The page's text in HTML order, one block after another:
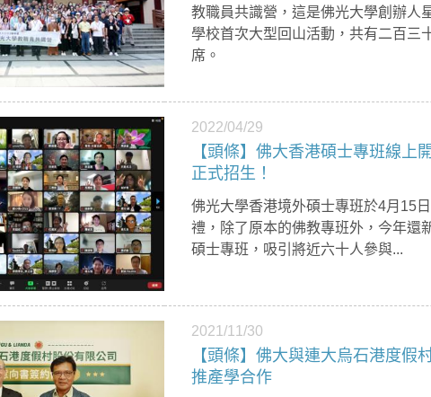
教職員共識營，這是佛光大學創辦人
學校首次大型回山活動，共有二百三
席。
2022/04/29
【頭條】佛大香港碩士專班線上
正式招生！
佛光大學香港境外碩士專班於4月15
禮，除了原本的佛教專班外，今年還
碩士專班，吸引將近六十人參與...
2021/11/30
【頭條】佛大與連大烏石港度假
推產學合作